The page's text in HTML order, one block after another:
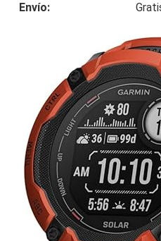
Envío: